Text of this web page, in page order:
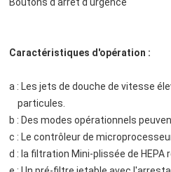
Boutons d'arrêt d'urgence
Caractéristiques d'opération :
a : Les jets de douche de vitesse
particules.
b : Des modes opérationnels
c : Le contrôleur de
d : la filtration Mini-plissée de